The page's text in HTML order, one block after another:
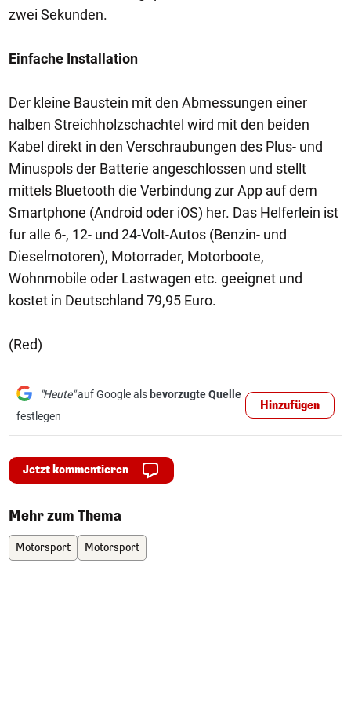
zwei Sekunden.
Einfache Installation
Der kleine Baustein mit den Abmessungen einer
halben Streichholzschachtel wird mit den beiden
Kabel direkt in den Verschraubungen des Plus- und
Minuspols der Batterie angeschlossen und stellt
mittels Bluetooth die Verbindung zur App auf dem
Smartphone (Android oder iOS) her. Das Helferlein ist
fur alle 6-, 12- und 24-Volt-Autos (Benzin- und
Dieselmotoren), Motorrader, Motorboote,
Wohnmobile oder Lastwagen etc. geeignet und
kostet in Deutschland 79,95 Euro.
(Red)
"Heute"auf Google als bevorzugte Quelle
festlegen
Hinzufügen
Jetzt kommentieren
Mehr zum Thema
Motorsport Motorsport